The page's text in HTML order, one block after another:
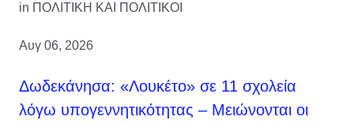
in ΠΟΛΙΤΙΚΗ ΚΑΙ ΠΟΛΙΤΙΚΟΙ
Αυγ 06, 2026
Δωδεκάνησα: «Λουκέτο» σε 11 σχολεία
λόγω υπογεννητικότητας – Μειώνονται οι